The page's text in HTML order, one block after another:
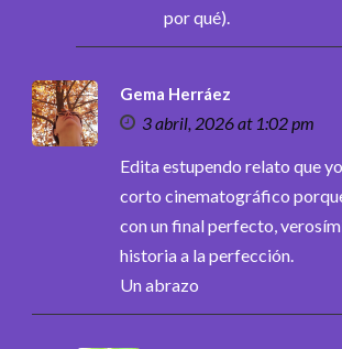
por qué).
Gema Herráez
3 abril, 2026 at 1:02 pm
Edita estupendo relato que
corto cinematográfico
con un final perfecto,
historia a la perfección.
Un abrazo